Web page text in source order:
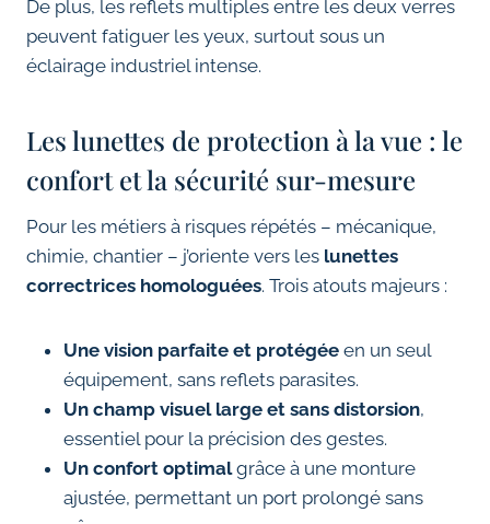
De plus, les reflets multiples entre les deux verres
peuvent fatiguer les yeux, surtout sous un
éclairage industriel intense.
Les lunettes de protection à la vue : le
confort et la sécurité sur-mesure
Pour les métiers à risques répétés – mécanique,
chimie, chantier – j’oriente vers les lunettes
correctrices homologuées. Trois atouts majeurs :
Une vision parfaite et protégée en un seul
équipement, sans reflets parasites.
Un champ visuel large et sans distorsion,
essentiel pour la précision des gestes.
Un confort optimalgrâce à une monture
ajustée, permettant un port prolongé sans